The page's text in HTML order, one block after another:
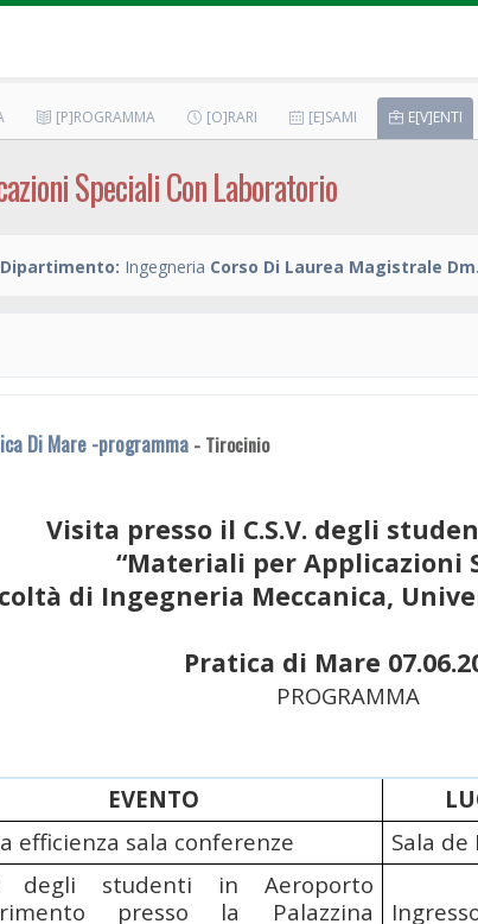
[P]ROGRAMMA [O]RARI [E]SAMI E[V]ENTI
Speciali Con Laboratorio
Dipartimento: Ingegneria Corso Di Laurea Magistrale
Di Mare -programma - Tirocinio
Visita presso il C.S.V. degli
“Materiali per Applicazioni
di Ingegneria Meccanica,
Pratica di Mare
PROGRAMMA
EVENTO
efficienza sala conferenze Sala
degli studenti in Aeroporto
presso la Palazzina